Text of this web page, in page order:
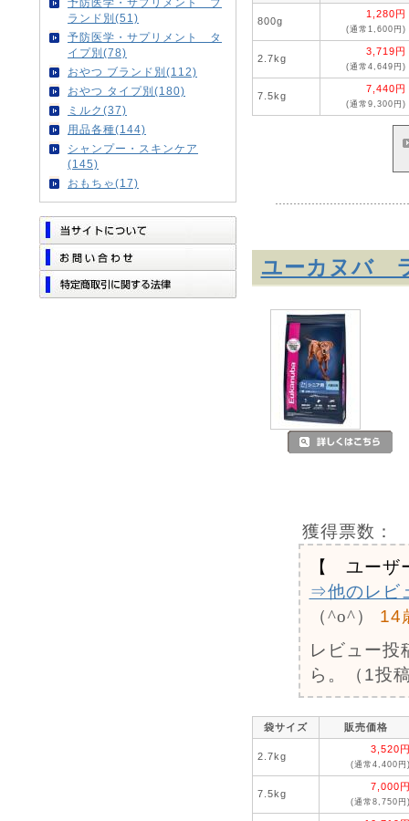
ランド別(51)
予防医学・サプリメント タ
イプ別(78)
おやつ ブランド別(112)
おやつ タイプ別(180)
ミルク(37)
用品各種(144)
シャンプー・スキンケア
(145)
おもちゃ(17)
800g
1,280円
(通常1,600円)
2.7kg
3,719円
(通常4,649円)
7.5kg
7,440円
(通常9,300円)
ユーカヌバ
獲得票数：
【 ユーザ
⇒他のレビ
（^o^）
14
レビュー投
ら。（1投
袋サイズ 販売価格
2.7kg
3,520
(通常4,400円
7.5kg
7,000
(通常8,750円